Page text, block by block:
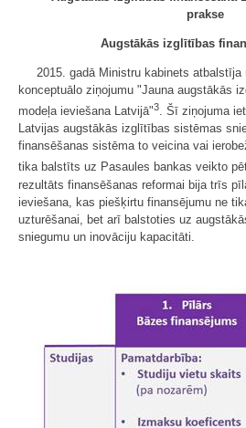
prakse
Augstākās izglītības
2015. gadā Ministru kabinets
konceptuālo ziņojumu "Jauna augstākās
modeļa ieviešana Latvijā"3. Šī ziņojuma
Latvijas augstākās izglītības sistēmas
finansēšanas sistēma to veicina vai
tika balstīts uz Pasaules bankas veikto
rezultāts finansēšanas reformai bija trīs
ieviešana, kas piešķirtu finansējumu ne
uzturēšanai, bet arī balstoties uz
sniegumu un inovāciju kapacitāti.